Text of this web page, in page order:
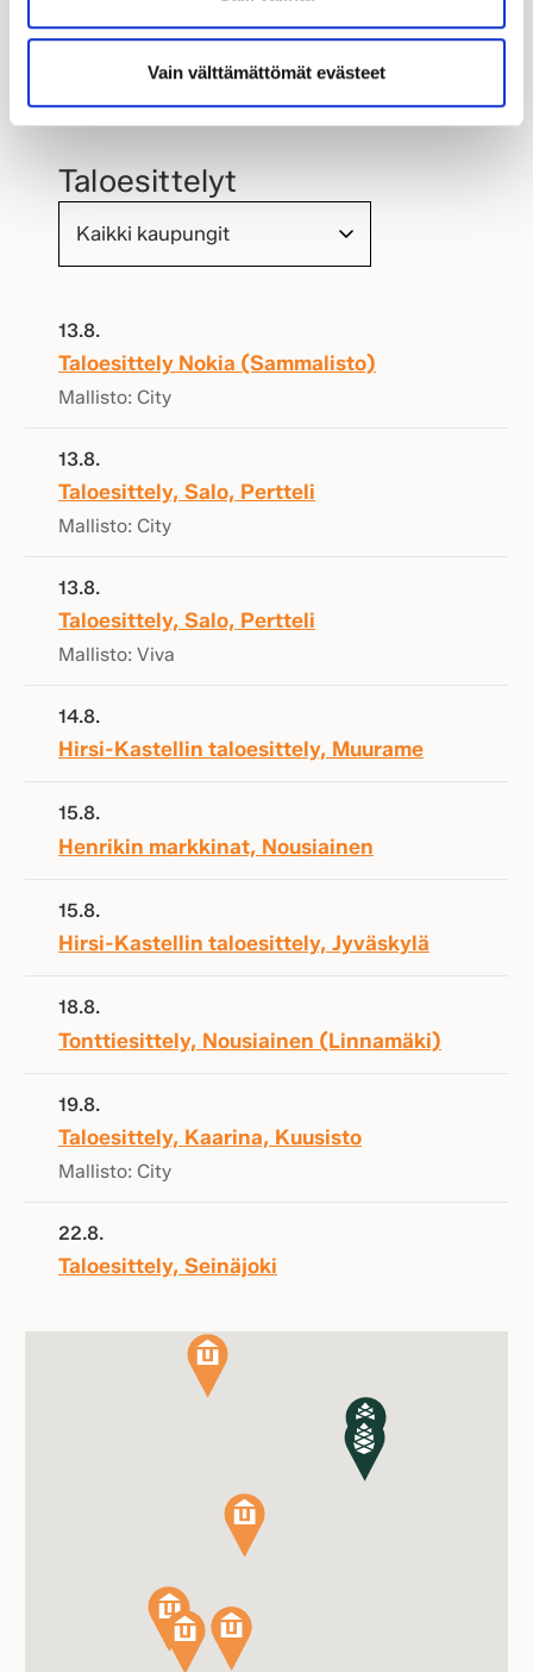
Vain välttämättömät evästeet
Taloesittelyt
13.8.
Taloesittely Nokia (Sammalisto)
Mallisto: City
13.8.
Taloesittely, Salo, Pertteli
Mallisto: City
13.8.
Taloesittely, Salo, Pertteli
Mallisto: Viva
14.8.
Hirsi-Kastellin taloesittely, Muurame
15.8.
Henrikin markkinat, Nousiainen
15.8.
Hirsi-Kastellin taloesittely, Jyväskylä
18.8.
Tonttiesittely, Nousiainen (Linnamäki)
19.8.
Taloesittely, Kaarina, Kuusisto
Mallisto: City
22.8.
Taloesittely, Seinäjoki